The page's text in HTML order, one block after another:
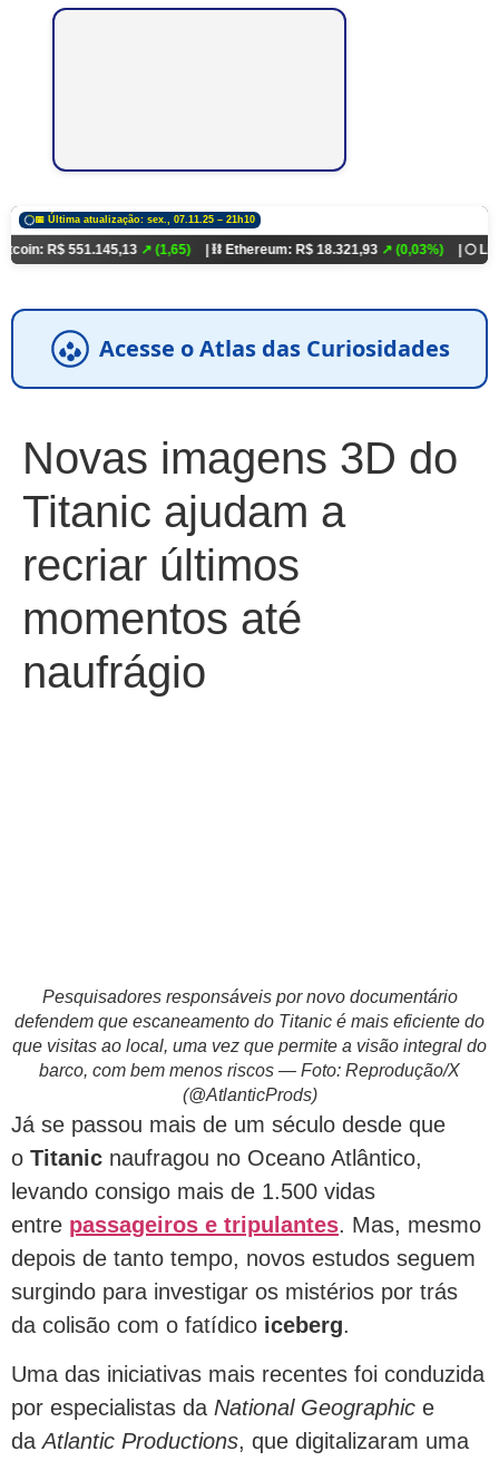
📅 Última atualização: sex., 07.11.25 – 21h10
↗ (1,65) | ⛓️ Ethereum: R$ 18.321,93↗ (0,03%) | 🌕 Litecoin: R$
Acesse o Atlas das Curiosidades
Novas imagens 3D do
Titanic ajudam a
recriar últimos
momentos até
naufrágio
Pesquisadores responsáveis por novo documentário
defendem que escaneamento do Titanic é mais eficiente do
que visitas ao local, uma vez que permite a visão integral do
barco, com bem menos riscos — Foto: Reprodução/X
(@AtlanticProds)
Já se passou mais de um século desde que
o Titanic naufragou no Oceano Atlântico,
levando consigo mais de 1.500 vidas
entre passageiros e tripulantes. Mas, mesmo
depois de tanto tempo, novos estudos seguem
surgindo para investigar os mistérios por trás
da colisão com o fatídico iceberg.
Uma das iniciativas mais recentes foi conduzida
por especialistas da National Geographic e
daAtlantic Productions, que digitalizaram uma